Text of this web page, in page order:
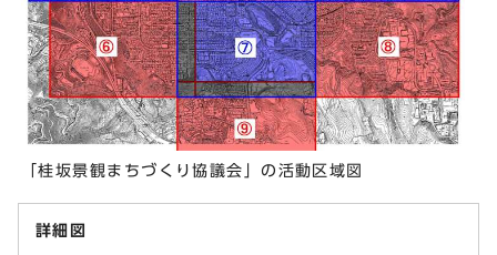
「桂坂景観まちづくり協議会」の活動区域図
詳細図